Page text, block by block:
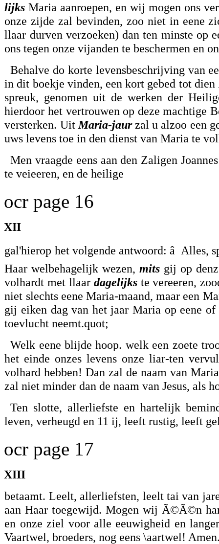
lijks Maria aanroepen, en wij mogen ons
onze zijde zal bevinden, zoo niet in eene
llaar durven verzoeken) dan ten minste op
ons tegen onze vijanden te beschermen en
Behalve do korte levensbeschrijving van
in dit boekje vinden, een kort gebed tot
spreuk, genomen uit de werken der
hierdoor het vertrouwen op deze machtige
versterken. UitMaria-jaurzal u alzoo een
uws levens toe in den dienst van Maria te
Men vraagde eens aan den Zaligen
te veieeren, en de heilige
ocr page 16
XII
gal'hierop het volgende antwoord: â Alles,
Haar welbehagelijk wezen,mits gij op
volhardt met llaar dagelijkste vereeren,
niet slechts eene Maria-maand, maar een
gij eiken dag van het jaar Maria op eene
toevlucht neemt.quot;
Welk eene blijde hoop. welk een zoete
het einde onzes levens onze liar-ten
volhard hebben! Dan zal de naam van
zal niet minder dan de naam van Jesus, als
Ten slotte, allerliefste en hartelijk
leven, verheugd en 11 ij, leeft rustig, leeft
ocr page 17
XIII
betaamt. Leelt, allerliefsten, leelt tai van
aan Haar toegewijd. Mogen wij Ã©Ã©n
en onze ziel voor alle eeuwigheid en
Vaartwel, broeders, nog eens \aartwel!